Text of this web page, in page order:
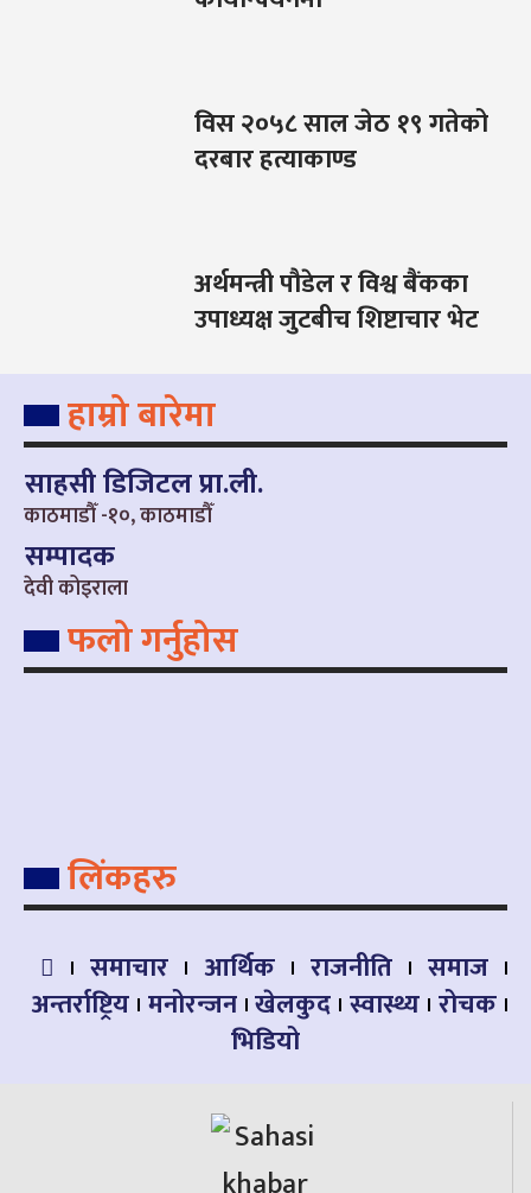
विस २०५८ साल जेठ १९ गतेको
दरबार हत्याकाण्ड
अर्थमन्त्री पौडेल र विश्व बैंकका
उपाध्यक्ष जुटबीच शिष्टाचार भेट
हाम्रो बारेमा
साहसी डिजिटल प्रा.ली.
काठमाडौँ -१०, काठमाडौँ
सम्पादक
देवी कोइराला
फलो गर्नुहोस
लिंकहरु
समाचार आर्थिक राजनीति
समाज
अन्तर्राष्ट्रिय मनोरन्जन खेलकुद स्वास्थ्य रोचक
भिडियो